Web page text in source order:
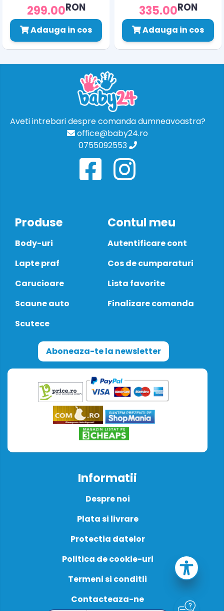
299.00RON
Adauga in cos
335.00RON
Adauga in cos
Aveti intrebari despre comanda dumneavoastra?
office@baby24.ro
0755092553
Produse
Body-uri
Lapte praf
Carucioare
Scaune auto
Scutece
Contul meu
Autentificare cont
Cos de cumparaturi
Lista favorite
Finalizare comanda
Aboneaza-te la newsletter
Informatii
Despre noi
Plata si livrare
Protectia datelor
Politica de cookie-uri
Termeni si conditii
Contacteaza-ne